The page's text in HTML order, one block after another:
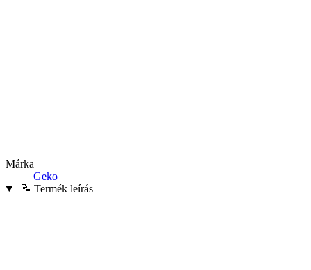
Márka
Geko
📝 Termék leírás